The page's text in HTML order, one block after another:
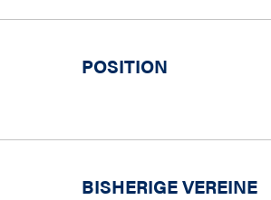
POSITION
BISHERIGE VEREINE